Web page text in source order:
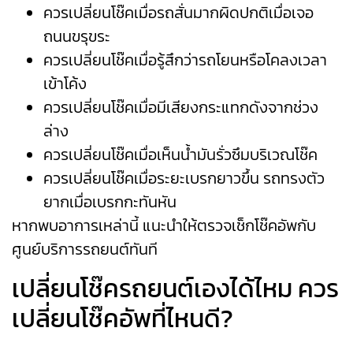
ควรเปลี่ยนโช๊คเมื่อรถสั่นมากผิดปกติเมื่อเจอ
ถนนขรุขระ
ควรเปลี่ยนโช๊คเมื่อรู้สึกว่ารถโยนหรือโคลงเวลา
เข้าโค้ง
ควรเปลี่ยนโช๊คเมื่อมีเสียงกระแทกดังจากช่วง
ล่าง
ควรเปลี่ยนโช๊คเมื่อเห็นน้ำมันรั่วซึมบริเวณโช๊ค
ควรเปลี่ยนโช๊คเมื่อระยะเบรกยาวขึ้น รถทรงตัว
ยากเมื่อเบรกกะทันหัน
หากพบอาการเหล่านี้ แนะนำให้ตรวจเช็กโช๊คอัพกับ
ศูนย์บริการรถยนต์ทันที
เปลี่ยนโช๊ครถยนต์เองได้ไหม ควร
เปลี่ยนโช๊คอัพที่ไหนดี?